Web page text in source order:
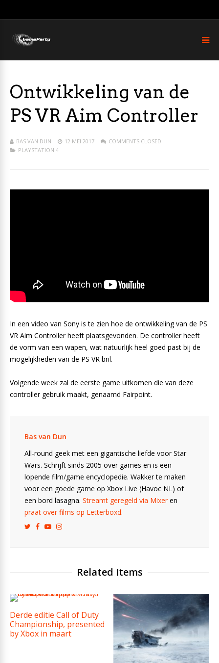
Ontwikkeling van de
PS VR Aim Controller
BAS VAN DUN 12 MEI 2017
COMMENTS CLOSED
PLAYSTATION 4
In een video van Sony is te zien hoe de ontwikkeling van de PS
VR Aim Controller heeft plaatsgevonden. De controller heeft
de vorm van een wapen, wat natuurlijk heel goed past bij de
mogelijkheden van de PS VR bril.
Volgende week zal de eerste game uitkomen die van deze
controller gebruik maakt, genaamd Fairpoint.
Bas van Dun
All-round geek met een gigantische liefde voor Star
Wars. Schrijft sinds 2005 over games en is een
lopende film/game encyclopedie. Wakker te maken
voor een goede game op Xbox Live (Havoc NL) of
een bord lasagna. Streamt geregeld via Mixeren
praat over films op Letterboxd.
Related Items
Derde editie Call of Duty
Championship, presented
by Xbox in maart